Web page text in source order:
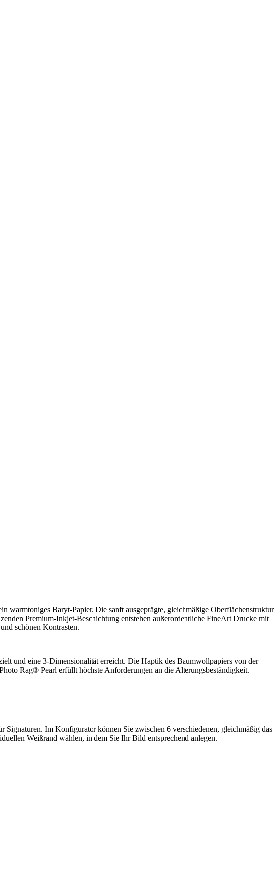
warmtoniges Baryt-Papier. Die sanft ausgeprägte, gleichmäßige Oberflächenstruktur
Premium-Inkjet-Beschichtung entstehen außerordentliche FineArt Drucke mit
schönen Kontrasten.
und eine 3-Dimensionalität erreicht. Die Haptik des Baumwollpapiers von der
Rag® Pearl erfüllt höchste Anforderungen an die Alterungsbeständigkeit.
Im Konfigurator können Sie zwischen 6 verschiedenen, gleichmäßig das
Weißrand wählen, in dem Sie Ihr Bild entsprechend anlegen.